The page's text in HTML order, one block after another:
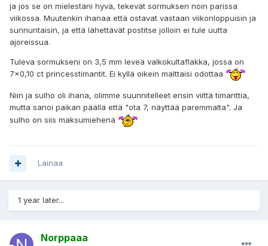
ja jos se on mielestäni hyvä, tekevät sormuksen noin parissa
viikossa. Muutenkin ihanaa että ostavat vastaan viikonloppuisin ja
sunnuntaisin, ja että lähettävät postitse jolloin ei tule uutta
ajoreissua.
Tuleva sormukseni on 3,5 mm leveä valkokultaflakka, jossa on
7x0,10 ct princesstimantit. Ei kyllä oikein malttaisi odottaa
Niin ja sulho oli ihana, olimme suunnitelleet ensin viittä timanttia,
mutta sanoi paikan päällä että "ota 7, näyttää paremmalta". Ja
sulho on siis maksumiehenä
Lainaa
1 year later...
Norppaaa